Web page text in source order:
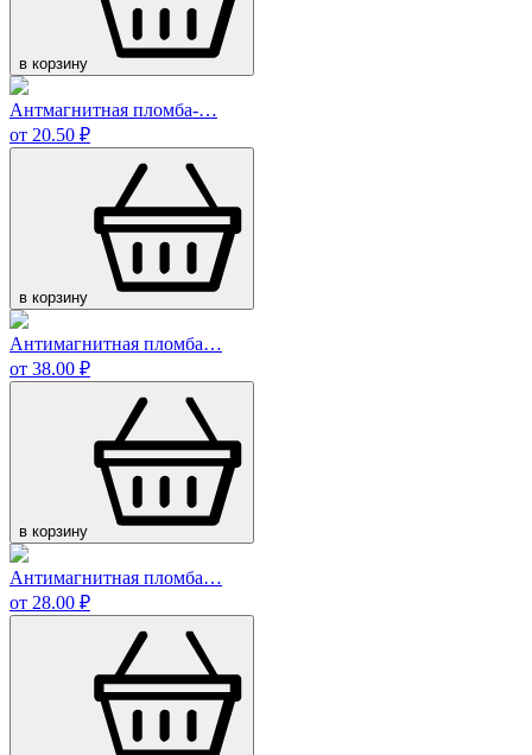
в корзину
Антмагнитная пломба-…
от 20.50 ₽
в корзину
Антимагнитная пломба…
от 38.00 ₽
в корзину
Антимагнитная пломба…
от 28.00 ₽